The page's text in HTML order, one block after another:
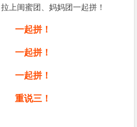
上闺蜜团、妈妈团一起拼！
一起拼！
一起拼！
一起拼！
重说三！